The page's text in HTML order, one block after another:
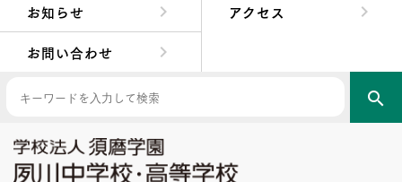
お知らせ
アクセス
お問い合わせ
search